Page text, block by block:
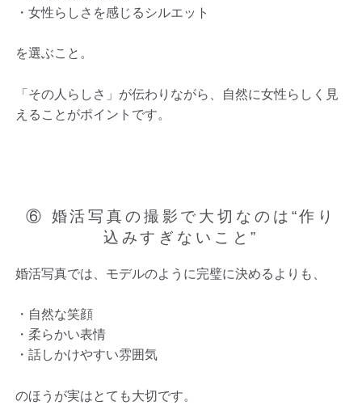
・女性らしさを感じるシルエット
を選ぶこと。
「その人らしさ」が伝わりながら、自然に女性らしく見
えることがポイントです。
⑥ 婚活写真の撮影で大切なのは“作り
込みすぎないこと”
婚活写真では、モデルのように完璧に決めるよりも、
・自然な笑顔
・柔らかい表情
・話しかけやすい雰囲気
のほうが実はとても大切です。